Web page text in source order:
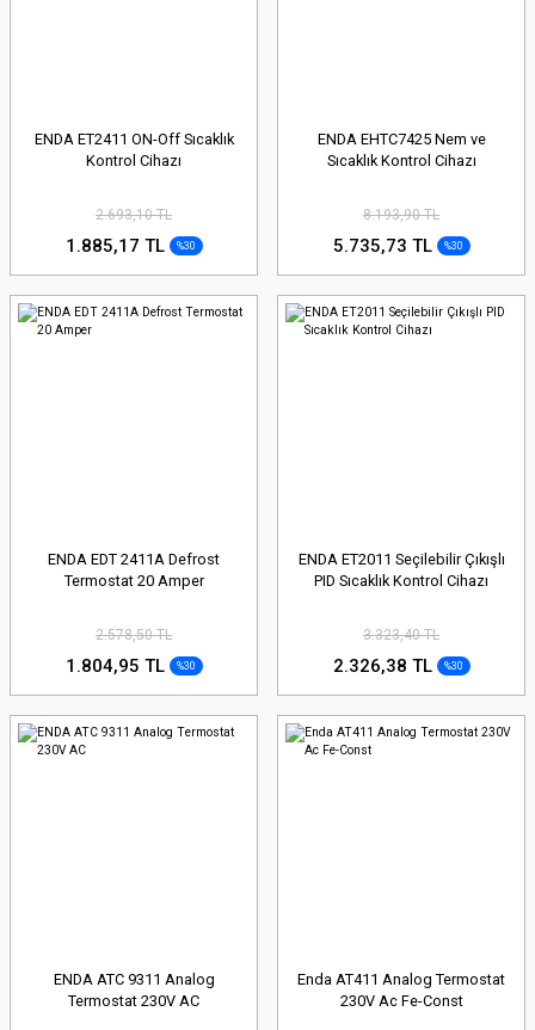
ENDA ET2411 ON-Off Sıcaklık
Kontrol Cihazı
2.693,10 TL
1.885,17 TL %30
ENDA EHTC7425 Nem ve
Sıcaklık Kontrol Cihazı
8.193,90 TL
5.735,73 TL %30
ENDA EDT 2411A Defrost
Termostat 20 Amper
2.578,50 TL
1.804,95 TL %30
ENDA ET2011 Seçilebilir Çıkışlı
PID Sıcaklık Kontrol Cihazı
3.323,40 TL
2.326,38 TL %30
ENDA ATC 9311 Analog
Termostat 230V AC
Enda AT411 Analog Termostat
230V Ac Fe-Const